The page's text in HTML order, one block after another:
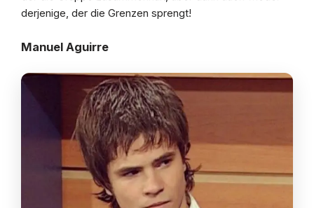
derjenige, der die Grenzen sprengt!
Manuel Aguirre